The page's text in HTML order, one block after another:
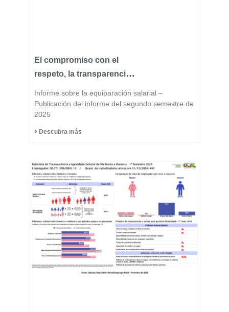
El compromiso con el
respeto, la transparencia
del ADN de Fast Group.
Informe sobre la equiparación salarial –
Publicación del informe del segundo semestre de
2025
Descubra más